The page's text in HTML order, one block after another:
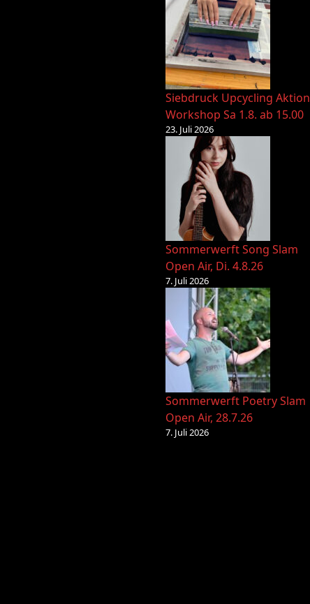
Siebdruck Upcycling Aktion
Workshop Sa 1.8. ab 15.00
23. Juli 2026
Sommerwerft Song Slam
Open Air, Di. 4.8.26
7. Juli 2026
Sommerwerft Poetry Slam
Open Air, 28.7.26
7. Juli 2026